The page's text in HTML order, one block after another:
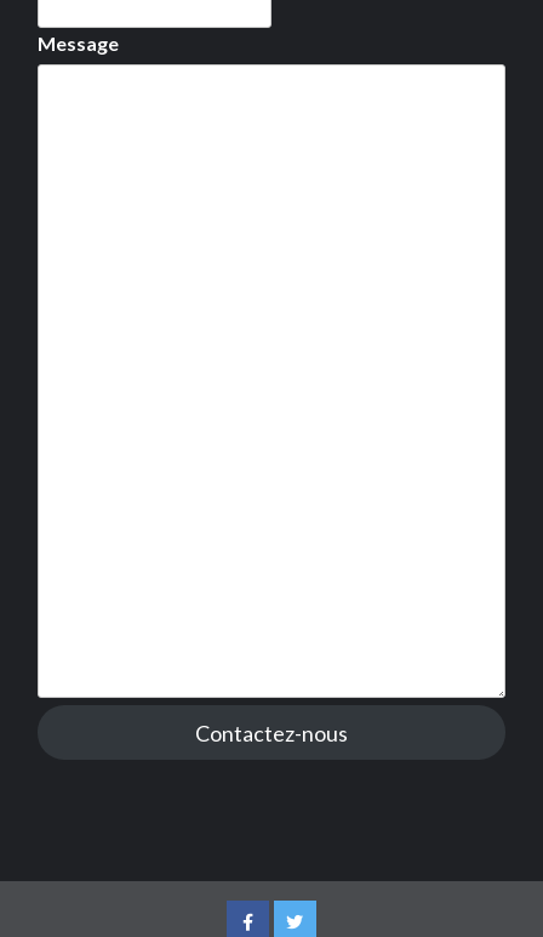
Message
Contactez-nous